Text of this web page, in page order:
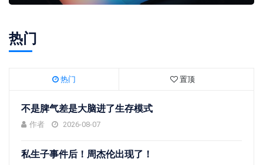
热门
热门 置顶
不是脾气差是大脑进了生存模式
作者 2026-08-07
私生子事件后！周杰伦出现了！